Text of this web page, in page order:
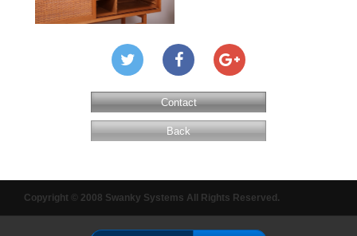
Contact
Back
Copyright © 2008 Swanky Systems All Rights Reserved.